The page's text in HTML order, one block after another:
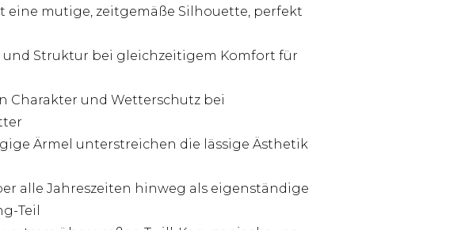
eine mutige, zeitgemäße Silhouette, perfekt
Struktur bei gleichzeitigem Komfort für
Charakter und Wetterschutz bei
Ärmel unterstreichen die lässige Ästhetik
alle Jahreszeiten hinweg als eigenständige
Teil